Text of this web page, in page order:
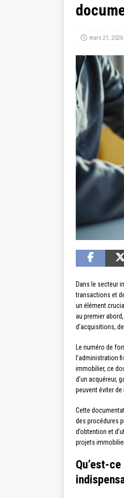
mars 21, 2026
Dans le secteur
transactions et
un élément
au premier
d’acquisitions,
Le numéro de
l’administration
immobilier, ce
d’un acquéreur,
peuvent éviter
Cette
des procédures
d’obtention et
projets
Qu’est-